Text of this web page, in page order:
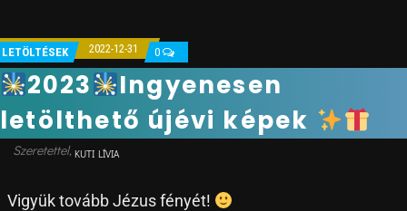
LETÖLTÉSEK 2022-12-31 0
2023
Ingyenesen
letölthető újévi képek
KUTI LÍVIA
Vigyük tovább Jézus fényét!